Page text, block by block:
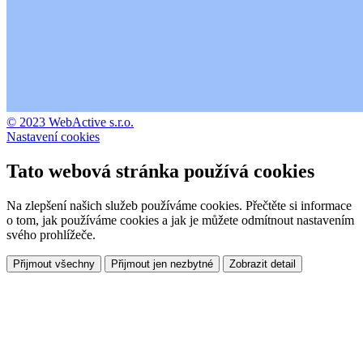
© 2023 WebActive s.r.o.
Nastavení cookies
Tato webová stránka používá cookies
Na zlepšení našich služeb používáme cookies. Přečtěte si informace
o tom, jak používáme cookies a jak je můžete odmítnout nastavením
svého prohlížeče.
Přijmout všechny Přijmout jen nezbytné Zobrazit detail